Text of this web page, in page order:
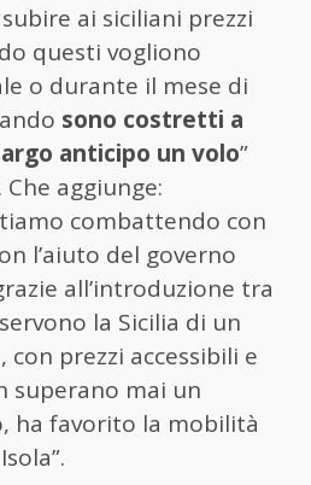
subire ai siciliani prezzi
questi vogliono
o durante il mese di
sono costretti a
anticipo un volo”
aggiunge:
combattendo con
l’aiuto del governo
all’introduzione tra
la Sicilia di un
con prezzi accessibili e
superano mai un
ha favorito la mobilità